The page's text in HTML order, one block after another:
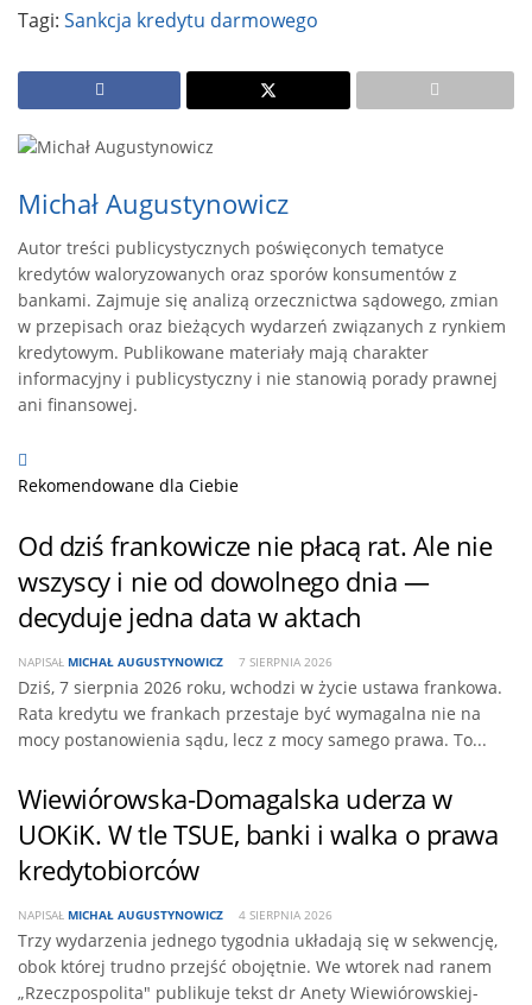
Tagi: Sankcja kredytu darmowego
Michał Augustynowicz
Autor treści publicystycznych poświęconych tematyce
kredytów waloryzowanych oraz sporów konsumentów z
bankami. Zajmuje się analizą orzecznictwa sądowego, zmian
w przepisach oraz bieżących wydarzeń związanych z rynkiem
kredytowym. Publikowane materiały mają charakter
informacyjny i publicystyczny i nie stanowią porady prawnej
ani finansowej.
Rekomendowane dla Ciebie
Od dziś frankowicze nie płacą rat. Ale nie
wszyscy i nie od dowolnego dnia —
decyduje jedna data w aktach
NAPISAŁ MICHAŁ AUGUSTYNOWICZ 7 SIERPNIA 2026
Dziś, 7 sierpnia 2026 roku, wchodzi w życie ustawa frankowa.
Rata kredytu we frankach przestaje być wymagalna nie na
mocy postanowienia sądu, lecz z mocy samego prawa. To...
Wiewiórowska-Domagalska uderza w
UOKiK. W tle TSUE, banki i walka o prawa
kredytobiorców
NAPISAŁ MICHAŁ AUGUSTYNOWICZ 4 SIERPNIA 2026
Trzy wydarzenia jednego tygodnia układają się w sekwencję,
obok której trudno przejść obojętnie. We wtorek nad ranem
„Rzeczpospolita" publikuje tekst dr Anety Wiewiórowskiej-